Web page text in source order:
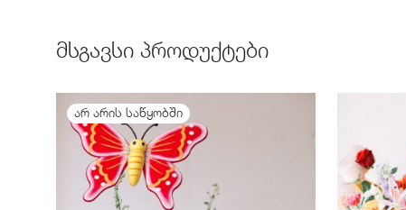
მსგავსი პროდუქტები